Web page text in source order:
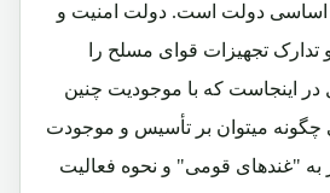
اساسی دولت است. دولت امنیت و
تدارک تجهیزات قوای مسلح را
در اینجاست که با موجودیت چنین
چگونه میتوان بر تأسیس و موجودت
"غندهای قومی" و نحوه فعالیت